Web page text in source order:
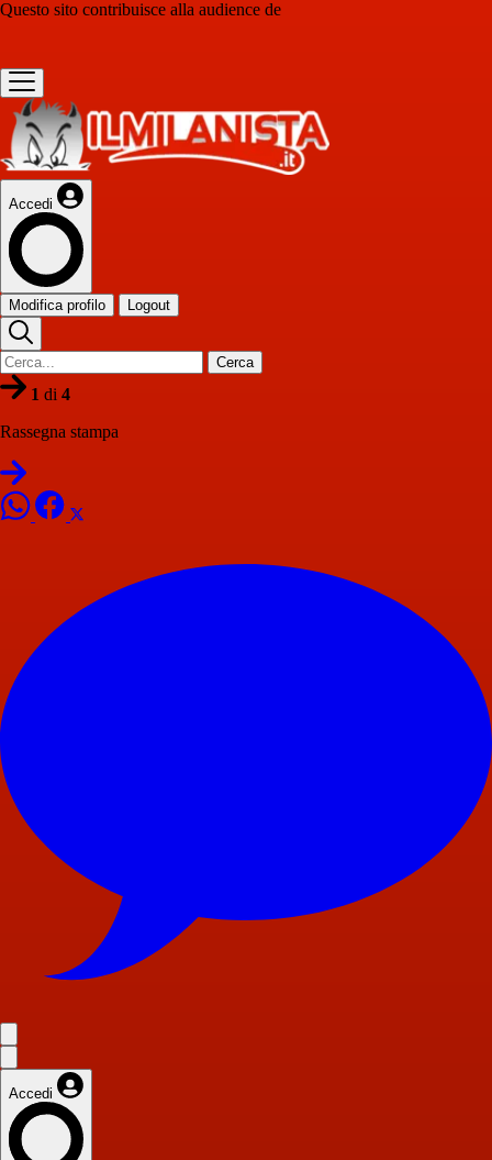
Questo sito contribuisce alla audience de
Accedi
Modifica profilo Logout
Cerca
1 di 4
Rassegna stampa
Accedi